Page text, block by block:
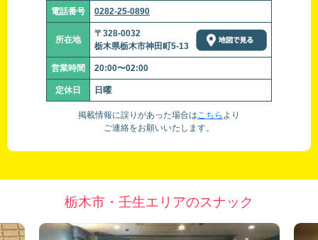
電話番号 0282-25-0890
所在地
〒328-0032
栃木県栃木市神田町5-13
営業時間 20:00〜02:00
定休日 日曜
掲載情報に誤りがあった場合はこちら より
ご連絡をお願いいたします。
栃木市・壬生エリアのスナック